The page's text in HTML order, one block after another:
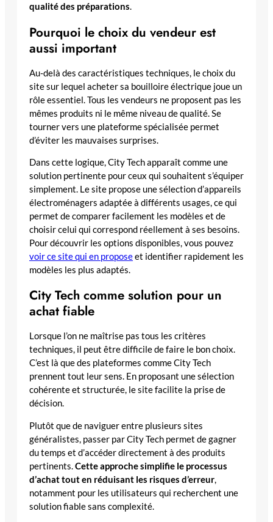
qualité des préparations.
Pourquoi le choix du vendeur est
aussi important
Au-delà des caractéristiques techniques, le choix du
site sur lequel acheter sa bouilloire électrique joue un
rôle essentiel. Tous les vendeurs ne proposent pas les
mêmes produits ni le même niveau de qualité. Se
tourner vers une plateforme spécialisée permet
d’éviter les mauvaises surprises.
Dans cette logique, City Tech apparaît comme une
solution pertinente pour ceux qui souhaitent s’équiper
simplement. Le site propose une sélection d’appareils
électroménagers adaptée à différents usages, ce qui
permet de comparer facilement les modèles et de
choisir celui qui correspond réellement à ses besoins.
Pour découvrir les options disponibles, vous pouvez
voir ce site qui en proposeet identifier rapidement les
modèles les plus adaptés.
City Tech comme solution pour un
achat fiable
Lorsque l’on ne maîtrise pas tous les critères
techniques, il peut être difficile de faire le bon choix.
C’est là que des plateformes comme City Tech
prennent tout leur sens. En proposant une sélection
cohérente et structurée, le site facilite la prise de
décision.
Plutôt que de naviguer entre plusieurs sites
généralistes, passer par City Tech permet de gagner
du temps et d’accéder directement à des produits
pertinents.Cette approche simplifie le processus
d’achat tout en réduisant les risques d’erreur,
notamment pour les utilisateurs qui recherchent une
solution fiable sans complexité.